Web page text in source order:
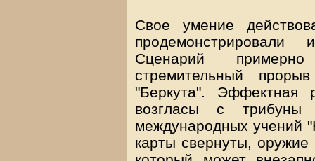
Свое умение
Сценарий
стремительный
"Беркута". Эффектная
возгласы с
международных учений
карты свернуты,